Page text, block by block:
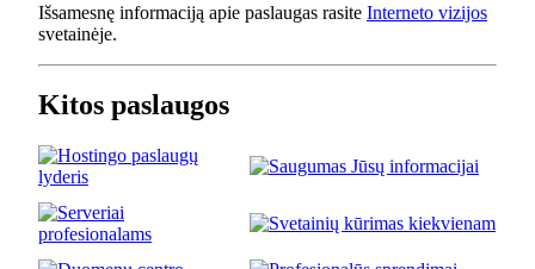
Išsamesnę informaciją apie paslaugas rasite Interneto vizijos
svetainėje.
Kitos paslaugos